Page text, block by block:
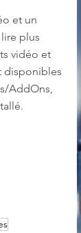
et un
plus
vidéo et
disponibles
AddOns,